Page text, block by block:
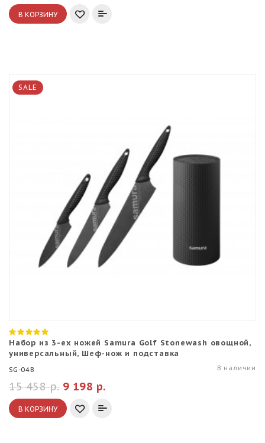
В КОРЗИНУ
SALE
Набор из 3-ех ножей Samura Golf Stonewash овощной,
универсальный, Шеф-нож и подставка
SG-04B В наличии
9 198 р.
15 458 р.
В КОРЗИНУ